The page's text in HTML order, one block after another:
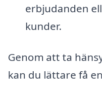
erbjudanden
kunder.
Genom att ta
kan du lättare få